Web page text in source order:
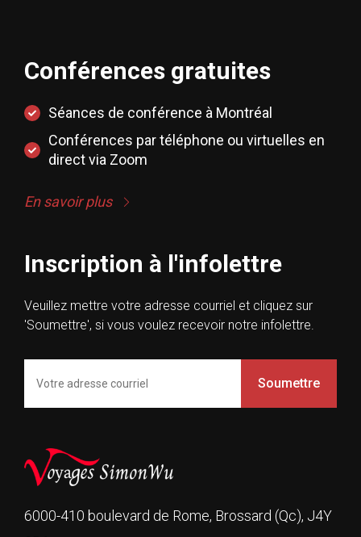
Conférences gratuites
Séances de conférence à Montréal
Conférences par téléphone ou virtuelles en
direct via Zoom
En savoir plus
Inscription à l'infolettre
Veuillez mettre votre adresse courriel et cliquez sur
'Soumettre', si vous voulez recevoir notre infolettre.
Soumettre
6000-410 boulevard de Rome, Brossard (Qc), J4Y